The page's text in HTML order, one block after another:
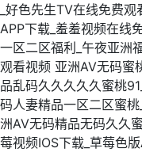
_好色先生TV在线免费观
APP下载_羞羞视频在线
一区二区福利_午夜亚洲
观看视频 亚洲AV无码蜜
品乱码久久久久久蜜桃
码人妻精品一区二区蜜
洲AV无码精品无码久久
莓视频IOS下载_草莓色